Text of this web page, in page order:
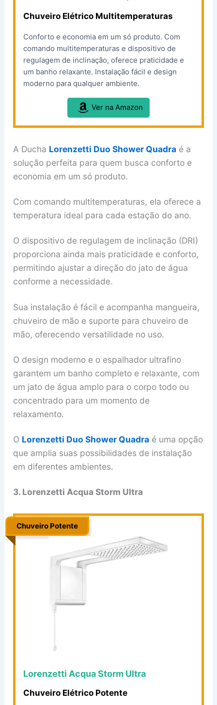
Chuveiro Elétrico Multitemperaturas
Conforto e economia em um só produto. Com
comando multitemperaturas e dispositivo de
regulagem de inclinação, oferece praticidade e
um banho relaxante. Instalação fácil e design
moderno para qualquer ambiente.
Ver na Amazon
A Ducha Lorenzetti Duo Shower Quadra é a
solução perfeita para quem busca conforto e
economia em um só produto.
Com comando multitemperaturas, ela oferece a
temperatura ideal para cada estação do ano.
O dispositivo de regulagem de inclinação (DRI)
proporciona ainda mais praticidade e conforto,
permitindo ajustar a direção do jato de água
conforme a necessidade.
Sua instalação é fácil e acompanha mangueira,
chuveiro de mão e suporte para chuveiro de
mão, oferecendo versatilidade no uso.
O design moderno e o espalhador ultrafino
garantem um banho completo e relaxante, com
um jato de água amplo para o corpo todo ou
concentrado para um momento de
relaxamento.
O Lorenzetti Duo Shower Quadra é uma opção
que amplia suas possibilidades de instalação
em diferentes ambientes.
3. Lorenzetti Acqua Storm Ultra
Chuveiro Potente
.
Lorenzetti Acqua Storm Ultra
Chuveiro Elétrico Potente